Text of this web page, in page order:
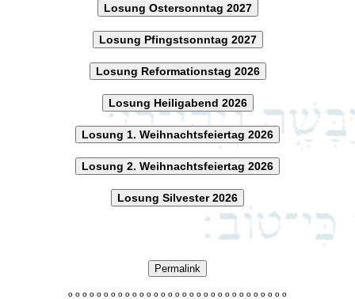
Losung Ostersonntag 2027
Losung Pfingstsonntag 2027
Losung Reformationstag 2026
Losung Heiligabend 2026
Losung 1. Weihnachtsfeiertag 2026
Losung 2. Weihnachtsfeiertag 2026
Losung Silvester 2026
Permalink
o o o o o o o o o o o o o o o o o o o o o o o o o o o o o o o